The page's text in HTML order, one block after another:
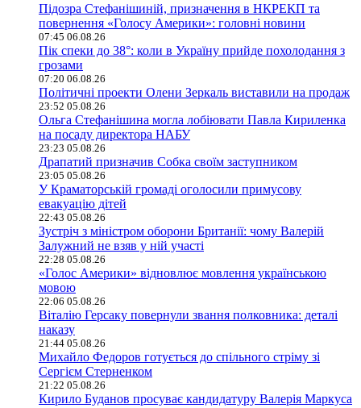
Підозра Стефанішиній, призначення в НКРЕКП та
повернення «Голосу Америки»: головні новини
07:45 06.08.26
Пік спеки до 38°: коли в Україну прийде похолодання з
грозами
07:20 06.08.26
Політичні проекти Олени Зеркаль виставили на продаж
23:52 05.08.26
Ольга Стефанішина могла лобіювати Павла Кириленка
на посаду директора НАБУ
23:23 05.08.26
Драпатий призначив Собка своїм заступником
23:05 05.08.26
У Краматорській громаді оголосили примусову
евакуацію дітей
22:43 05.08.26
Зустріч з міністром оборони Британії: чому Валерій
Залужний не взяв у ній участі
22:28 05.08.26
«Голос Америки» відновлює мовлення українською
мовою
22:06 05.08.26
Віталію Герсаку повернули звання полковника: деталі
наказу
21:44 05.08.26
Михайло Федоров готується до спільного стріму зі
Сергієм Стерненком
21:22 05.08.26
Кирило Буданов просуває кандидатуру Валерія Маркуса